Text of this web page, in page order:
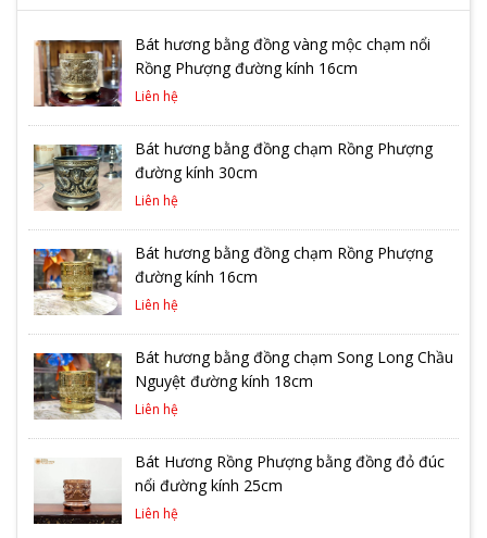
Bát hương bằng đồng vàng mộc chạm nổi
Rồng Phượng đường kính 16cm
Liên hệ
Bát hương bằng đồng chạm Rồng Phượng
đường kính 30cm
Liên hệ
Bát hương bằng đồng chạm Rồng Phượng
đường kính 16cm
Liên hệ
Bát hương bằng đồng chạm Song Long Chầu
Nguyệt đường kính 18cm
Liên hệ
Bát Hương Rồng Phượng bằng đồng đỏ đúc
nổi đường kính 25cm
Liên hệ